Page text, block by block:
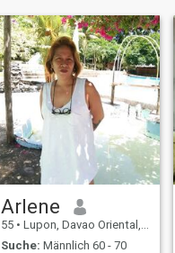
Arlene
55 • Lupon, Davao Oriental, Philippinen
Suche: Männlich 60 - 70